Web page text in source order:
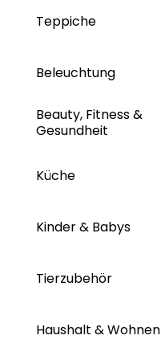
Teppiche
Beleuchtung
Beauty, Fitness &
Gesundheit
Küche
Kinder & Babys
Tierzubehör
Haushalt & Wohnen